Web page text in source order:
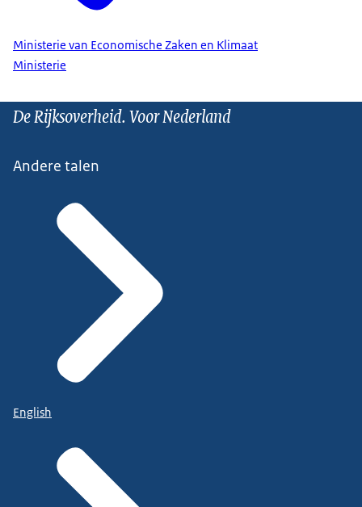
Ministerie van Economische Zaken en Klimaat
Ministerie
De Rijksoverheid. Voor Nederland
Andere talen
English